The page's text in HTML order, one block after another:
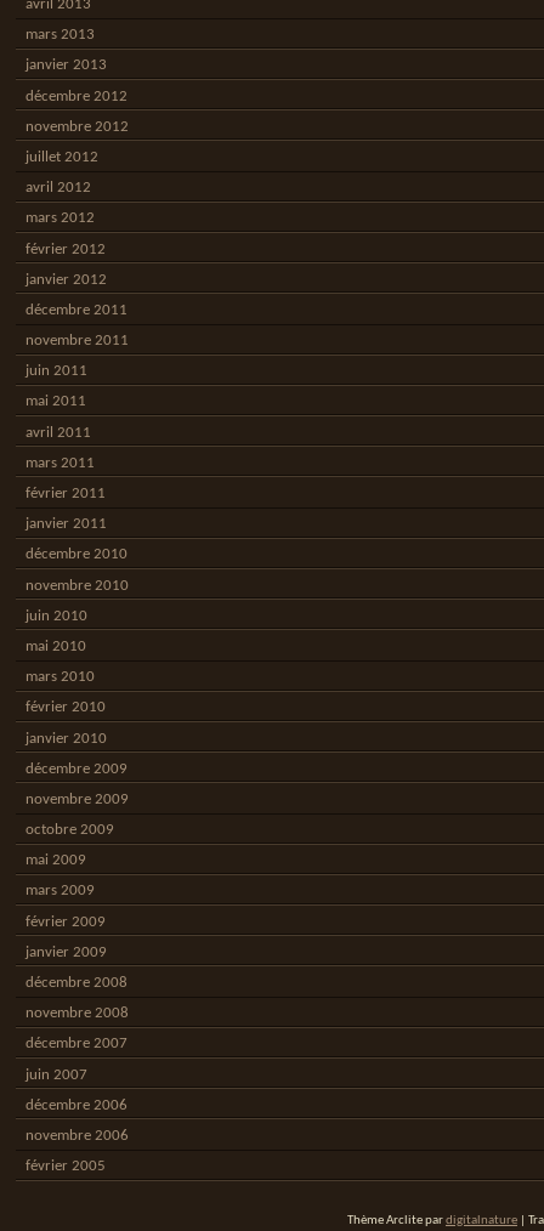
avril 2013
mars 2013
janvier 2013
décembre 2012
novembre 2012
juillet 2012
avril 2012
mars 2012
février 2012
janvier 2012
décembre 2011
novembre 2011
juin 2011
mai 2011
avril 2011
mars 2011
février 2011
janvier 2011
décembre 2010
novembre 2010
juin 2010
mai 2010
mars 2010
février 2010
janvier 2010
décembre 2009
novembre 2009
octobre 2009
mai 2009
mars 2009
février 2009
janvier 2009
décembre 2008
novembre 2008
décembre 2007
juin 2007
décembre 2006
novembre 2006
février 2005
Thème Arclite pardigitalnature |